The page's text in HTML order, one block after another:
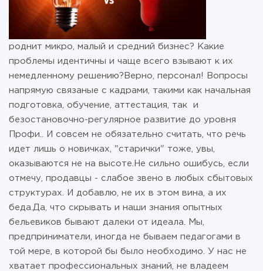
роднит микро, малый и средний бизнес? Какие
проблемы идентичны и чаще всего взывают к их
немедленному решению?Верно, персонал! Вопросы
напрямую связаные с кадрами, такими как начальная
подготовка, обучение, аттестация, так и
безостановочно-регулярное развитие до уровня
Профи.. И совсем не обязательно считать, что речь
идет лишь о новичках, "старички" тоже, увы,
оказываются не на высоте.Не сильно ошибусь, если
отмечу, продавцы - слабое звено в любых сбытовых
структурах. И добавлю, не их в этом вина, а их
беда.Да, что скрывать и наши знания опытных
бельевиков бывают далеки от идеала. Мы,
предприниматели, иногда не бываем педагогами в
той мере, в которой бы было необходимо. У нас не
хватает профессиональных знаний, не владеем